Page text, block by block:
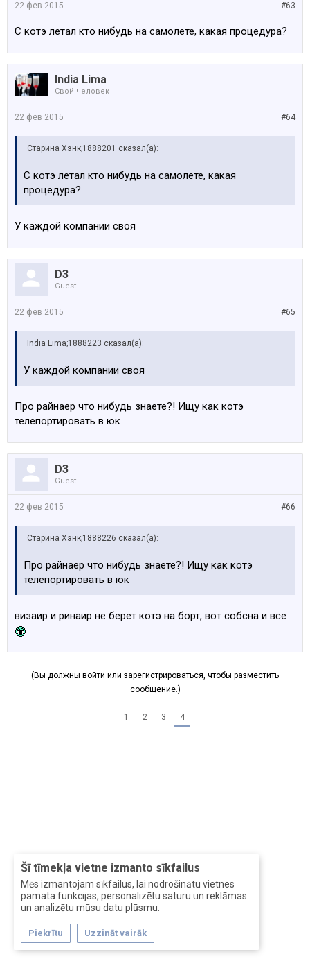
Šī tīmekļa vietne izmanto sīkfailus
Mēs izmantojam sīkfailus, lai nodrošinātu vietnes
pamata funkcijas, personalizētu saturu un reklāmas
un analizētu mūsu datu plūsmu.
Piekrītu Uzzināt vairāk
#63
22 фев 2015
С котэ летал кто нибудь на самолете, какая процедура?
India Lima
Свой человек
#64
22 фев 2015
Старина Хэнк;1888201 сказал(а):
С котэ летал кто нибудь на самолете, какая
процедура?
У каждой компании своя
D3
Guest
#65
22 фев 2015
India Lima;1888223 сказал(а):
У каждой компании своя
Про райнаер что нибудь знаете?! Ищу как котэ
телепортировать в юк
D3
Guest
#66
22 фев 2015
Старина Хэнк;1888226 сказал(а):
Про райнаер что нибудь знаете?! Ищу как котэ
телепортировать в юк
визаир и ринаир не берет котэ на борт, вот собсна и все
(Вы должны войти или зарегистрироваться, чтобы разместить
сообщение.)
1 2 3 4